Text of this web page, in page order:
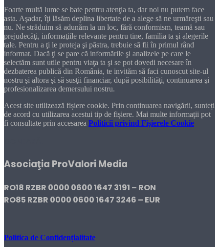
Foarte multă lume se bate pentru atenţia ta, dar noi nu putem face
asta. Aşadar, îţi lăsăm deplina libertate de a alege să ne urmăreşti sau
nu. Ne străduim să adunăm la un loc, fără conformism, teamă sau
prejudecăţi, informaţiile relevante pentru tine, familia ta şi alegerile
tale. Pentru a ţi le proteja şi păstra, trebuie să fii în primul rând
informat. Dacă ţi se pare că informările şi analizele pe care le
selectăm sunt utile pentru viaţa ta şi se pot dovedi necesare în
dezbaterea publică din România, te invităm să faci cunoscut site-ul
nostru şi altora şi să susţii financiar, după posibilităţi, continuarea şi
profesionalizarea demersului nostru.
Acest site utilizează fișiere cookie. Prin continuarea navigării, sunteți
de acord cu utilizarea acestui tip de fișiere. Mai multe informații pot
fi consultate prin accesarea Politicii privind Fișierele Cookie
Asociaţia ProValori Media
RO18 RZBR 0000 0600 1647 3191 – RON
RO85 RZBR 0000 0600 1647 3246 – EUR
Politica de Confidențialitate